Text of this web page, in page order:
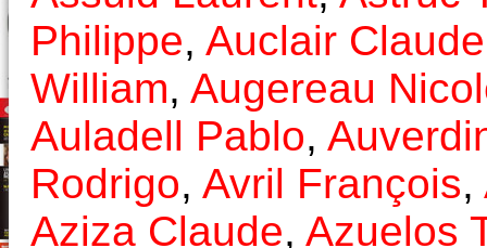
Philippe, Auclair Claude
William, Augereau
Auladell Pablo,
Rodrigo, Avril François,
Aziza Claude, Azuelos